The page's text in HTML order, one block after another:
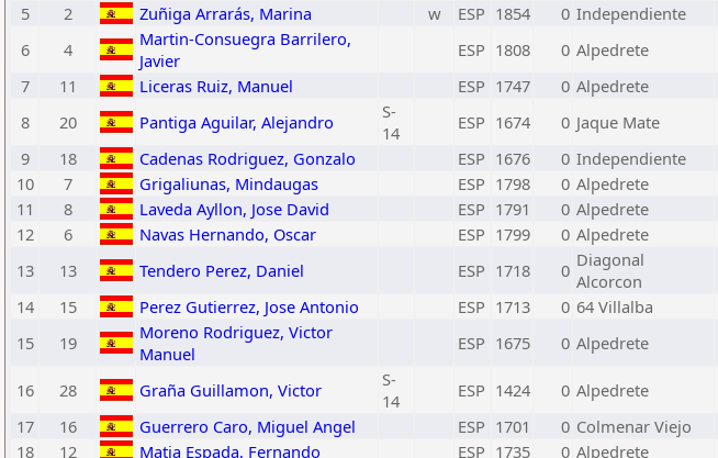
5
2 Zuñiga Arrarás, Marina w ESP 1854 0 Independiente
6
4
Martin-Consuegra Barrilero,
Javier
ESP 1808 0 Alpedrete
7
11 Liceras Ruiz, Manuel ESP 1747 0 Alpedrete
8
20 Pantiga Aguilar, Alejandro
S-
14
ESP 1674 0 Jaque Mate
9
18 Cadenas Rodriguez, Gonzalo ESP 1676 0 Independiente
10
7 Grigaliunas, Mindaugas ESP 1798 0 Alpedrete
11
8 Laveda Ayllon, Jose David ESP 1791 0 Alpedrete
12
6 Navas Hernando, Oscar ESP 1799 0 Alpedrete
13
13 Tendero Perez, Daniel ESP 1718 0 Diagonal
Alcorcon
14
15 Perez Gutierrez, Jose Antonio ESP 1713 0 64 Villalba
15
19
Moreno Rodriguez, Victor
Manuel
ESP 1675 0 Alpedrete
16 28 Graña Guillamon, Victor
S-
14
ESP 1424 0 Alpedrete
17
16 Guerrero Caro, Miguel Angel ESP 1701 0 Colmenar Viejo
18
12 Matia Espada, Fernando ESP 1735 0 Alpedrete